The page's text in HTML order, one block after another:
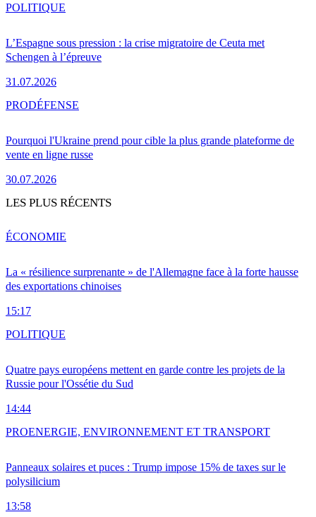
L’Espagne sous pression : la crise migratoire de Ceuta met
Schengen à l’épreuve
31.07.2026
POLITIQUE
Pourquoi l'Ukraine prend pour cible la plus grande plateforme de
vente en ligne russe
30.07.2026
PRODÉFENSE
LES PLUS RÉCENTS
La « résilience surprenante » de l'Allemagne face à la forte hausse
des exportations chinoises
15:17
ÉCONOMIE
Quatre pays européens mettent en garde contre les projets de la
Russie pour l'Ossétie du Sud
14:44
POLITIQUE
Panneaux solaires et puces : Trump impose 15% de taxes sur le
polysilicium
13:58
PROENERGIE, ENVIRONNEMENT ET TRANSPORT